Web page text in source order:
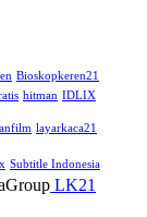
Bioskopkeren21
hitman IDLIX
layarkaca21
Subtitle Indonesia
LK21